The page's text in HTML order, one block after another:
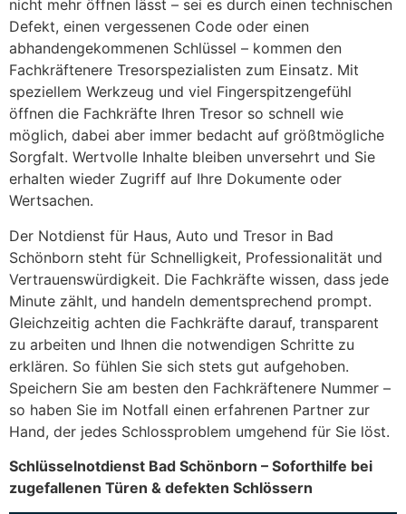
nicht mehr öffnen lässt – sei es durch einen technischen
Defekt, einen vergessenen Code oder einen
abhandengekommenen Schlüssel – kommen den
Fachkräftenere Tresorspezialisten zum Einsatz. Mit
speziellem Werkzeug und viel Fingerspitzengefühl
öffnen die Fachkräfte Ihren Tresor so schnell wie
möglich, dabei aber immer bedacht auf größtmögliche
Sorgfalt. Wertvolle Inhalte bleiben unversehrt und Sie
erhalten wieder Zugriff auf Ihre Dokumente oder
Wertsachen.
Der Notdienst für Haus, Auto und Tresor in Bad
Schönborn steht für Schnelligkeit, Professionalität und
Vertrauenswürdigkeit. Die Fachkräfte wissen, dass jede
Minute zählt, und handeln dementsprechend prompt.
Gleichzeitig achten die Fachkräfte darauf, transparent
zu arbeiten und Ihnen die notwendigen Schritte zu
erklären. So fühlen Sie sich stets gut aufgehoben.
Speichern Sie am besten den Fachkräftenere Nummer –
so haben Sie im Notfall einen erfahrenen Partner zur
Hand, der jedes Schlossproblem umgehend für Sie löst.
Schlüsselnotdienst Bad Schönborn – Soforthilfe bei
zugefallenen Türen & defekten Schlössern